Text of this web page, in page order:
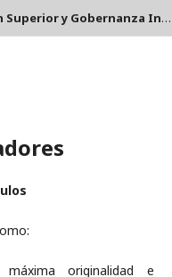
Revista Científica de Educación Superior y Gobernanza Interuniversitaria Aula 24 - ISSN: 2953-660X
originalidad e